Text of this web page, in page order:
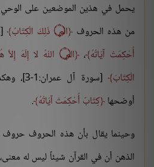
يحمل في هذين الموضعين على الوحي
من هذه الحروف الم ۝ ذَلِكَ الْكِتَابُ
أُحْكِمَتْ آيَاتُهُ ،
الْكِتَابَ
[سورة آل
أوضحها كِتَابٌ أُحْكِمَتْ آيَاتُهُ .
وحينما يقال بأن هذه الحروف حروف
الذهن أن في القرآن شيئاً ليس له